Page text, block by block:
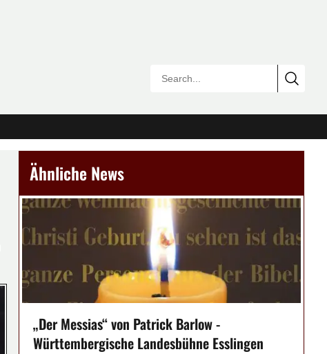
Ähnliche News
„Der Messias“ von Patrick Barlow -
Württembergische Landesbühne Esslingen